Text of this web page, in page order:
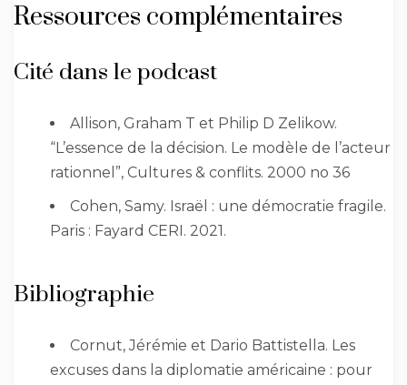
Ressources complémentaires
Cité dans le podcast
Allison, Graham T et Philip D Zelikow.
“L’essence de la décision. Le modèle de l’acteur
rationnel”, Cultures & conflits. 2000 no 36
Cohen, Samy. Israël : une démocratie fragile.
Paris : Fayard CERI. 2021.
Bibliographie
Cornut, Jérémie et Dario Battistella. Les
excuses dans la diplomatie américaine : pour